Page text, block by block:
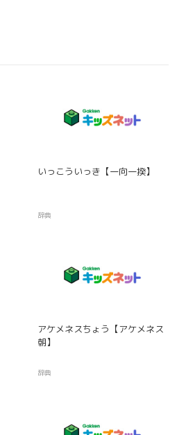
いっこういっき【一向一揆】
辞典
アケメネスちょう【アケメネス
朝】
辞典